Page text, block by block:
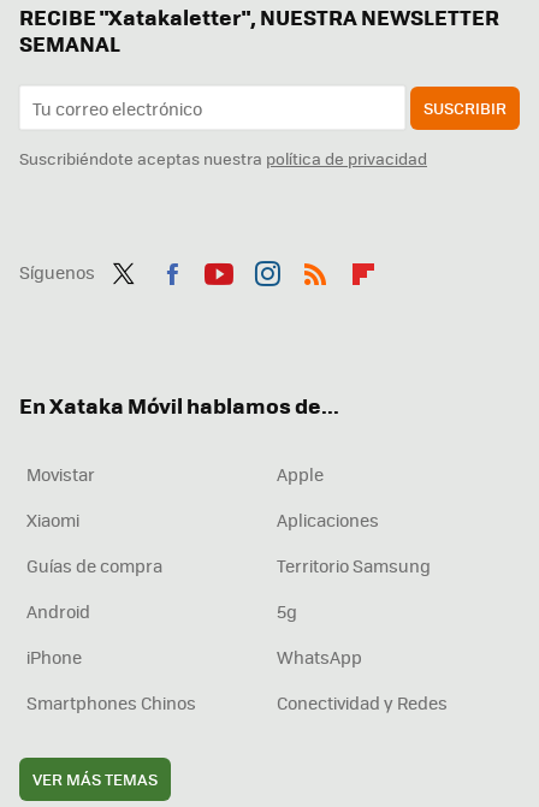
RECIBE "Xatakaletter", NUESTRA NEWSLETTER
SEMANAL
SUSCRIBIR
Suscribiéndote aceptas nuestra política de privacidad
Síguenos
En Xataka Móvil hablamos de...
Movistar
Apple
Xiaomi
Aplicaciones
Guías de compra
Territorio Samsung
Android
5g
iPhone
WhatsApp
Smartphones Chinos
Conectividad y Redes
VER MÁS TEMAS